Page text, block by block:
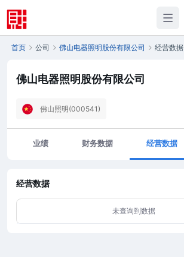
首页 公司 佛山电器照明股份有限公司 经营数据
佛山电器照明股份有限公司
佛山照明(000541)
业绩 财务数据 经营数据
经营数据
未查询到数据